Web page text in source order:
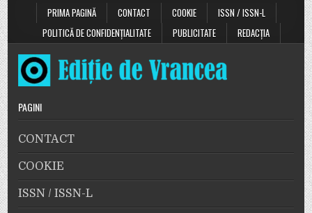
PRIMA PAGINĂ
CONTACT COOKIE
ISSN / ISSN-L
POLITICĂ DE CONFIDENȚIALITATE
PUBLICITATE REDACȚIA
PAGINI
CONTACT
COOKIE
ISSN / ISSN-L